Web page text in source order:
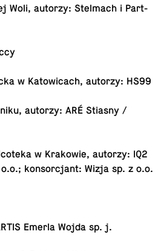
Woli, autorzy: Stel­mach i Part­
w Ka­to­wi­cach, autorzy: HS99
autorzy: ARÉ Stiasny /
w Kra­ko­wie, autorzy: IQ2
kon­sor­cjant: Wizja sp. z o.o.
Emerla Wojda sp. j.